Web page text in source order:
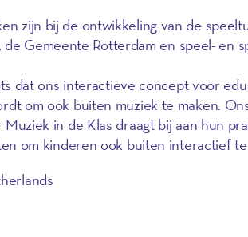
zijn bij de ontwikkeling van de
Gemeente Rotterdam en speel- en
dat ons interactieve concept voor
om ook buiten muziek te maken.
in de Klas draagt bij aan hun
om kinderen ook buiten interactief